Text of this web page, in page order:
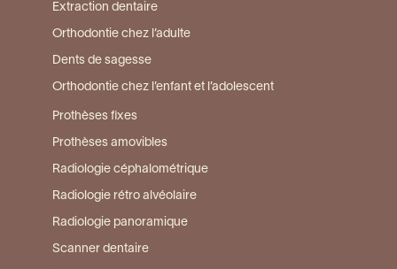
Extraction dentaire
Orthodontie chez l’adulte
Dents de sagesse
Orthodontie chez l’enfant et l’adolescent
Prothèses fixes
Prothèses amovibles
Radiologie céphalométrique
Radiologie rétro alvéolaire
Radiologie panoramique
Scanner dentaire